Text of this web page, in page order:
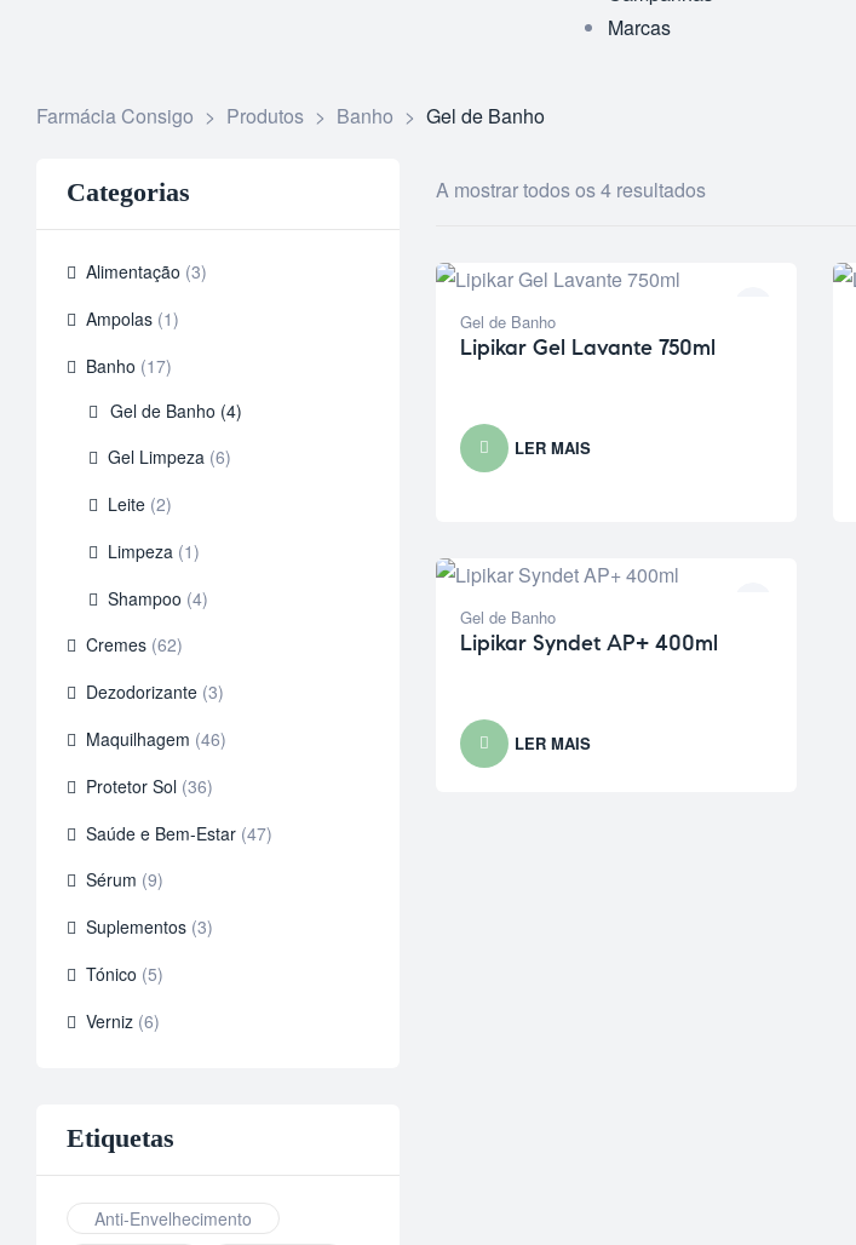
Marcas
Farmácia Consigo > Produtos > Banho > Gel de Banho
A mostrar todos os 4 resultados
Gel de Banho
Lipikar Gel Lavante 750ml
LER MAIS
Gel de Banho
Lipikar Syndet AP+ 400ml
LER MAIS
Categorias
Alimentação (3)
Ampolas (1)
Banho (17)
Gel de Banho (4)
Gel Limpeza (6)
Leite (2)
Limpeza (1)
Shampoo (4)
Cremes (62)
Dezodorizante (3)
Maquilhagem (46)
Protetor Sol (36)
Saúde e Bem-Estar (47)
Sérum (9)
Suplementos (3)
Tónico (5)
Verniz (6)
Etiquetas
Anti-Envelhecimento